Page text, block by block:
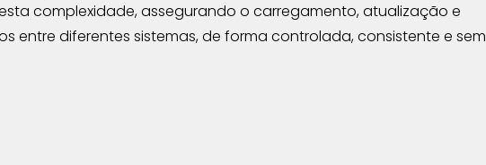
esta complexidade, assegurando o carregamento, atualização e
entre diferentes sistemas, de forma controlada, consistente e sem